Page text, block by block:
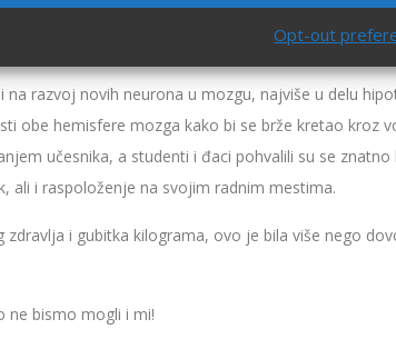
Opt-out
bolje, kod ispitanika su uočene i poboljšane
poboljšava protok krvi u mozgu.
razvoj novih neurona u mozgu, najviše u delu
obe hemisfere mozga kako bi se brže kretao kroz
učesnika, a studenti i đaci pohvalili su se
ali i raspoloženje na svojim radnim mestima.
zdravlja i gubitka kilograma, ovo je bila više nego
ne bismo mogli i mi!